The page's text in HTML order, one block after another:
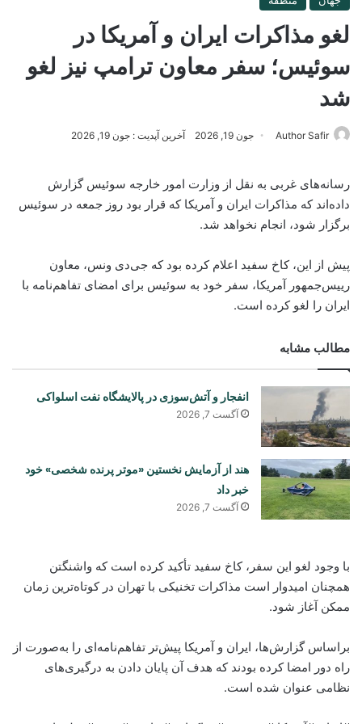
لغو مذاکرات ایران و آمریکا در
سوئیس؛ سفر معاون ترامپ نیز لغو
شد
Author Safir جون 19, 2026 آخرین آپدیت : جون 19, 2026
رسانه‌های غربی به نقل از وزارت امور خارجه سوئیس گزارش
داده‌اند که مذاکرات ایران و آمریکا که قرار بود روز جمعه در سوئیس
برگزار شود، انجام نخواهد شد.
پیش از این، کاخ سفید اعلام کرده بود که جی‌دی ونس، معاون
رییس‌جمهور آمریکا، سفر خود به سوئیس برای امضای تفاهم‌نامه با
ایران را لغو کرده است.
مطالب مشابه
انفجار و آتش‌سوزی در پالایشگاه نفت اسلواکی
آگست 7, 2026
هند از آزمایش نخستین «موتر پرنده شخصی» خود
خبر داد
آگست 7, 2026
با وجود لغو این سفر، کاخ سفید تأکید کرده است که واشنگتن
همچنان امیدوار است مذاکرات تخنیکی با تهران در کوتاه‌ترین زمان
ممکن آغاز شود.
براساس گزارش‌ها، ایران و آمریکا پیش‌تر تفاهم‌نامه‌ای را به‌صورت از
راه دور امضا کرده بودند که هدف آن پایان دادن به درگیری‌های
نظامی عنوان شده است.